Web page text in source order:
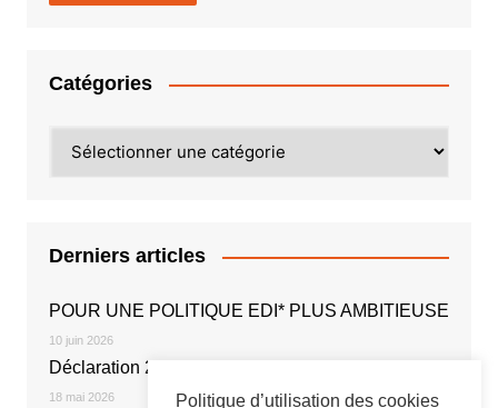
Catégories
Derniers articles
POUR UNE POLITIQUE EDI* PLUS AMBITIEUSE
10 juin 2026
Déclaration 2026
18 mai 2026 Politique d’utilisation des cookies